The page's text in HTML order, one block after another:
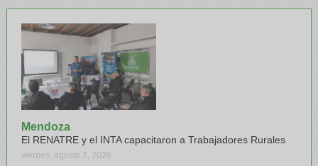
Mendoza
El RENATRE y el INTA capacitaron a Trabajadores Rurales
viernes, agosto 7, 2026